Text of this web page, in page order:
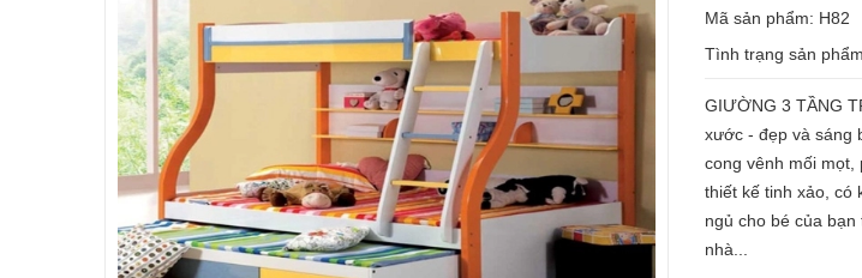
Mã sản phẩm: H82
Tình trạng sản
GIƯỜNG 3 TẦNG
xước - đẹp và sáng
cong vênh mối mọt,
thiết kế tinh xảo, có
ngủ cho bé của
nhà...